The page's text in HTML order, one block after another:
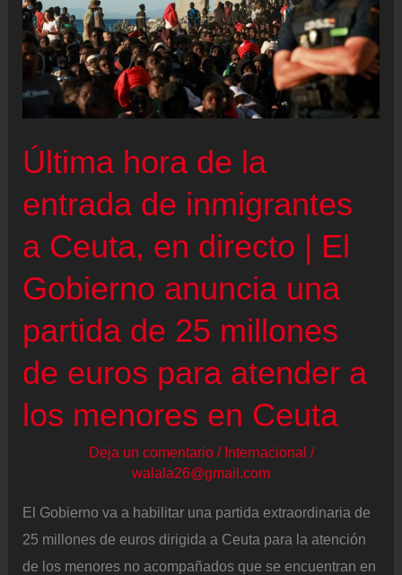
Última hora de la
entrada de inmigrantes
a Ceuta, en directo | El
Gobierno anuncia una
partida de 25 millones
de euros para atender a
los menores en Ceuta
Deja un comentario / Internacional /
walala26@gmail.com
El Gobierno va a habilitar una partida extraordinaria de
25 millones de euros dirigida a Ceuta para la atención
de los menores no acompañados que se encuentran en